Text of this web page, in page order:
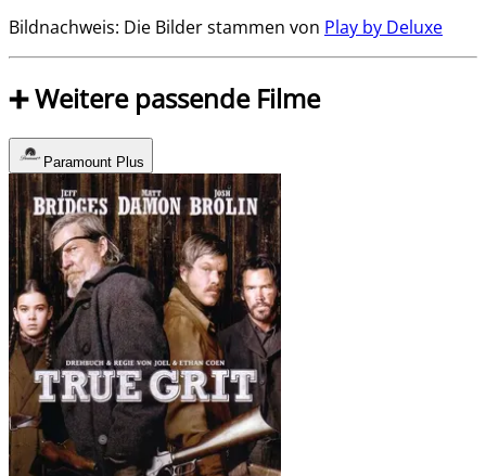
Bildnachweis: Die Bilder stammen von Play by Deluxe
➕ Weitere passende Filme
Paramount Plus